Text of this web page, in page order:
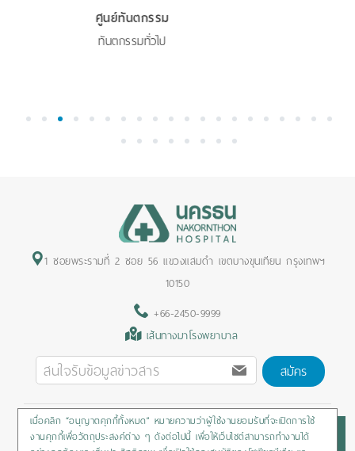
1 2 3 4 5 6 7 8 9 10 11 12 13 14 15 16 17 18 19 20
21 22 23 24 25 26 27 28
1 ซอยพระรามที่ 2 ซอย 56 แขวงแสมดำ เขตบางขุนเทียน กรุงเทพฯ
10150
+66-2450-9999
เส้นทางมาโรงพยาบาล
สมัคร
Privacy Policy/Cookies Policy/Sitemap/สิทธิผู้ป่วย
เมื่อคลิก “อนุญาตคุกกี้ทั้งหมด” หมายความว่าผู้ใช้งานยอมรับที่จะเปิดการใช้
งานคุกกี้เพื่อวัตถุประสงค์ต่าง ๆ ดังต่อไปนี้ เพื่อให้เว็บไซต์สามารถทำงานได้